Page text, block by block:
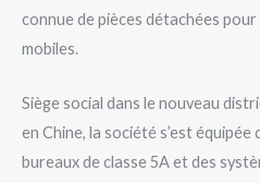
connue de pièces détachées
mobiles.
Siège social dans le nouveau
en Chine, la société s’est
bureaux de classe 5A et des